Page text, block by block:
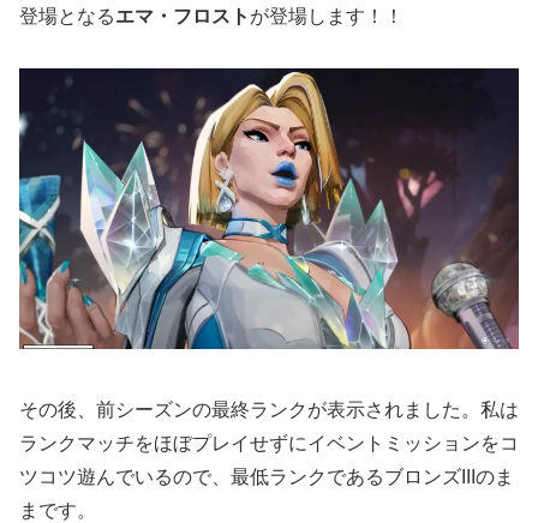
登場となるエマ・フロスト が登場します！！
その後、前シーズンの最終ランクが表示されました。私は
ランクマッチをほぼプレイせずにイベントミッションをコ
ツコツ遊んでいるので、最低ランクであるブロンズIIIのま
まです。